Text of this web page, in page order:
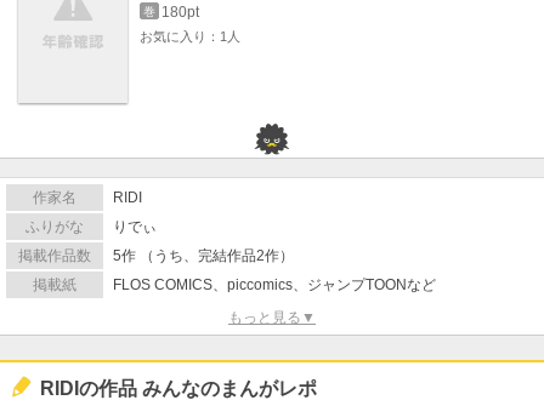
巻 180pt
お気に入り：1人
作家名
RIDI
ふりがな
りでぃ
掲載作品数
5作 （うち、完結作品2作）
掲載紙
FLOS COMICS、piccomics、ジャンプTOONなど
もっと見る▼
RIDIの作品 みんなのまんがレポ